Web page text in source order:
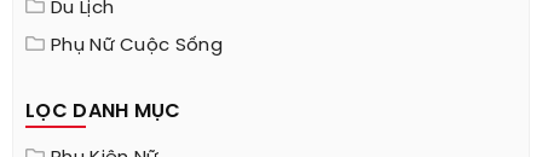
Du Lịch
Phụ Nữ Cuộc Sống
LỌC DANH MỤC